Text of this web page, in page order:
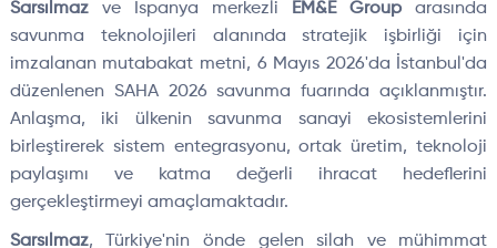
Sarsılmazve İspanya merkezli EM&E Grouparasında
savunma teknolojileri alanında stratejik işbirliği için
imzalanan mutabakat metni, 6 Mayıs 2026'da İstanbul'da
düzenlenen SAHA 2026 savunma fuarında açıklanmıştır.
Anlaşma, iki ülkenin savunma sanayi ekosistemlerini
birleştirerek sistem entegrasyonu, ortak üretim, teknoloji
paylaşımı ve katma değerli ihracat hedeflerini
gerçekleştirmeyi amaçlamaktadır.
Sarsılmaz, Türkiye'nin önde gelen silah ve mühimmat